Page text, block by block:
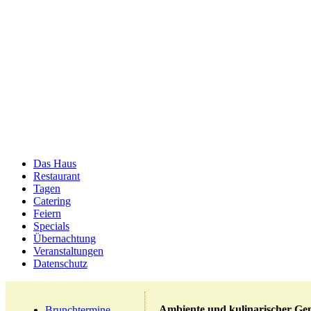
Das Haus
Restaurant
Tagen
Catering
Feiern
Specials
Übernachtung
Veranstaltungen
Datenschutz